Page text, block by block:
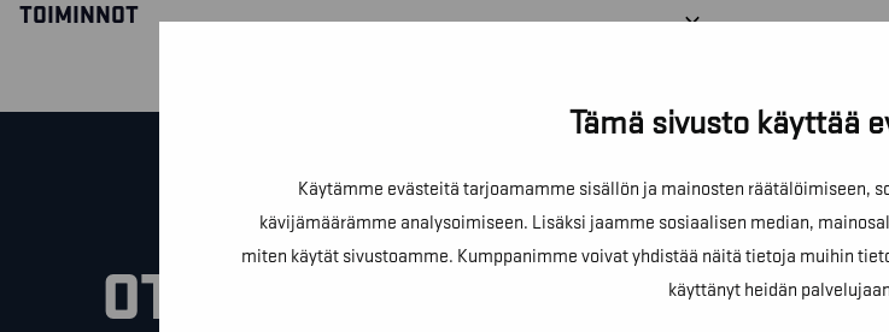
Tämä sivusto käyttää
Käytämme evästeitä tarjoamamme sisällön ja mainosten räätälöimiseen,
kävijämäärämme analysoimiseen. Lisäksi jaamme sosiaalisen median,
miten käytät sivustoamme. Kumppanimme voivat yhdistää näitä tietoja muihin
käyttänyt heidän
TOIMINNOT
OTA YHTEYTTÄ!